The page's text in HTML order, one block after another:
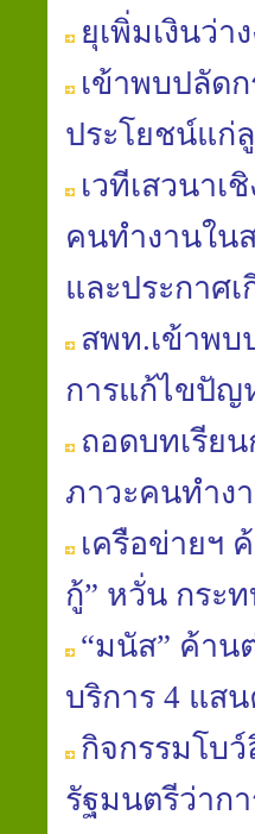
ยุเพิ่มเงินว่า
เข้าพบปลัด
ประโยชน์แก่
เวทีเสวนา
คนทำงานใน
และประกาศ
สพท.เข้าพบ
การแก้ไขปัญ
ถอดบทเรีย
ภาวะคนทำง
เครือข่ายฯ
กู้” หวั่น กระ
“มนัส” ค้าน
บริการ 4 แส
กิจกรรมโบ
รัฐมนตรีว่าก